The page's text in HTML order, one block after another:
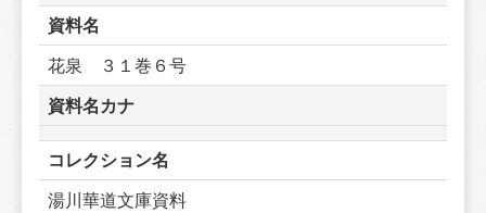
資料名
花泉　３１巻６号
資料名カナ
コレクション名
湯川華道文庫資料